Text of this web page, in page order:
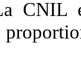
CNIL